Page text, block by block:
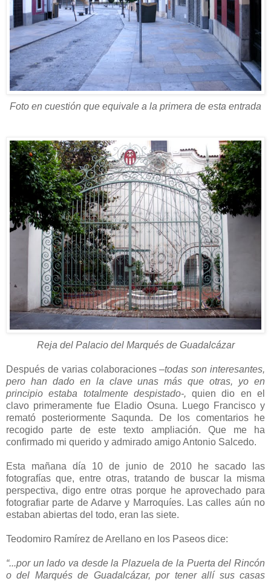
Foto en cuestión que equivale a la primera de esta entrada
Reja del Palacio del Marqués de Guadalcázar
Después de varias colaboraciones–todas son interesantes,
pero han dado en la clave unas más que otras, yo en
principio estaba totalmente despistado-, quien dio en el
clavo primeramente fue Eladio Osuna. Luego Francisco y
remató posteriormente Saqunda. De los comentarios he
recogido parte de este texto ampliación. Que me ha
confirmado mi querido y admirado amigo Antonio Salcedo.
Esta mañana día 10 de junio de 2010 he sacado las
fotografías que, entre otras, tratando de buscar la misma
perspectiva, digo entre otras porque he aprovechado para
fotografiar parte de Adarve y Marroquíes. Las calles aún no
estaban abiertas del todo, eran las siete.
Teodomiro Ramírez de Arellano en los Paseos dice:
“...por un lado va desde la Plazuela de la Puerta del Rincón
o del Marqués de Guadalcázar, por tener allí sus casas